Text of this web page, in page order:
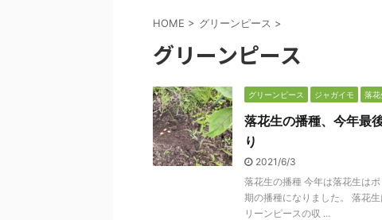
HOME > グリーンピース >
グリーンピース
グリーンピース ジャガイモ 落花
落花生の播種、今年最
り
2021/6/3
落花生の播種 今年は落花生は
期の播種になりました。 落花
リーンピースの収 ...